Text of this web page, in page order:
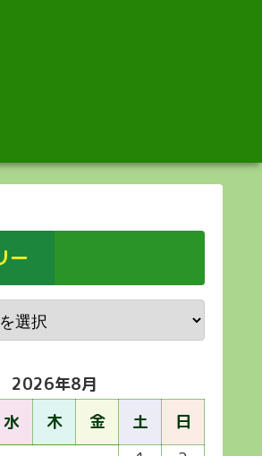
ー
2026年8月
水 木 金 土
日